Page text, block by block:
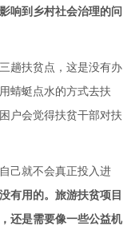
响到乡村社会治理的问
趟扶贫点，这是没有办
蜻蜓点水的方式去扶
户会觉得扶贫干部对扶
己就不会真正投入进
有用的。旅游扶贫项目
还是需要像一些公益机